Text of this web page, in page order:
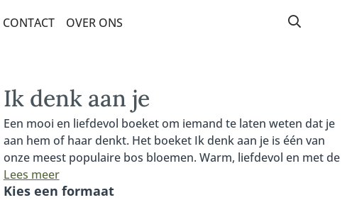
CONTACT OVER ONS
Ik denk aan je
Een mooi en liefdevol boeket om iemand te laten weten dat je
aan hem of haar denkt. Het boeket Ik denk aan je is één van
onze meest populaire bos bloemen. Warm, liefdevol en met de
mooiste bloemen van dit moment. Een prachtplaatje om naar
te kijken en een boeket waarmee je altijd goed zit. Tip: bestel
Lees meer
Kies een formaat